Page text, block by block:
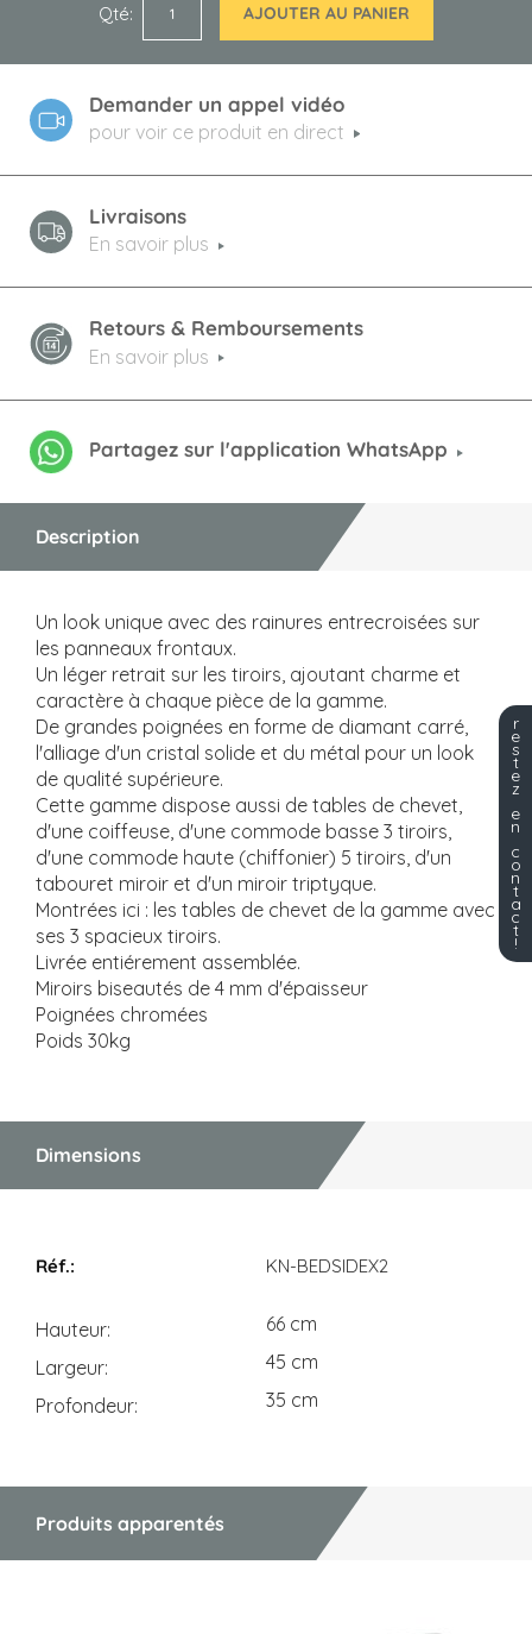
Qté AJOUTER AU PANIER
Demander un appel vidéo
pour voir ce produit en direct
Livraisons
En savoir plus
Retours & Remboursements
En savoir plus
Partagez sur l'application WhatsApp
Description
Un look unique avec des rainures entrecroisées sur
les panneaux frontaux.
Un léger retrait sur les tiroirs, ajoutant charme et
caractère à chaque pièce de la gamme.
De grandes poignées en forme de diamant carré,
l'alliage d'un cristal solide et du métal pour un look
de qualité supérieure.
Cette gamme dispose aussi de tables de chevet,
d'une coiffeuse, d'une commode basse 3 tiroirs,
d'une commode haute (chiffonier) 5 tiroirs, d'un
tabouret miroir et d'un miroir triptyque.
Montrées ici : les tables de chevet de la gamme avec
ses 3 spacieux tiroirs.
Livrée entiérement assemblée.
Miroirs biseautés de 4 mm d'épaisseur
Poignées chromées
Poids 30kg
Dimensions
KN-BEDSIDEX2
Hauteur
66 cm
Largeur
45 cm
Profondeur
35 cm
Produits apparentés
r
e
s
t
e
z
e
n
c
o
n
t
a
c
t
!